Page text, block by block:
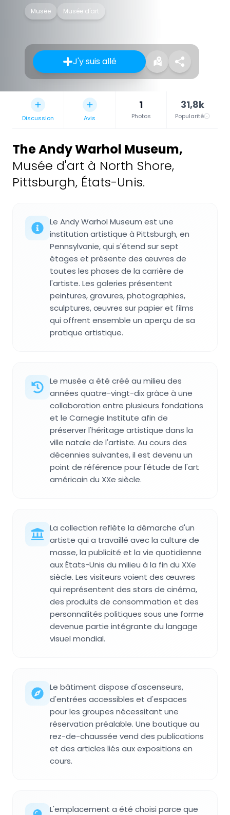
Musée Musée d'art
J'y suis allé
Discussion Avis
1
Photos
31,8k
Popularité
The Andy Warhol Museum,
Musée d'art à North Shore,
Pittsburgh, États-Unis.
Le Andy Warhol Museum est une
institution artistique à Pittsburgh, en
Pennsylvanie, qui s'étend sur sept
étages et présente des œuvres de
toutes les phases de la carrière de
l'artiste. Les galeries présentent
peintures, gravures, photographies,
sculptures, œuvres sur papier et films
qui offrent ensemble un aperçu de sa
pratique artistique.
Le musée a été créé au milieu des
années quatre-vingt-dix grâce à une
collaboration entre plusieurs fondations
et le Carnegie Institute afin de
préserver l'héritage artistique dans la
ville natale de l'artiste. Au cours des
décennies suivantes, il est devenu un
point de référence pour l'étude de l'art
américain du XXe siècle.
La collection reflète la démarche d'un
artiste qui a travaillé avec la culture de
masse, la publicité et la vie quotidienne
aux États-Unis du milieu à la fin du XXe
siècle. Les visiteurs voient des œuvres
qui représentent des stars de cinéma,
des produits de consommation et des
personnalités politiques sous une forme
devenue partie intégrante du langage
visuel mondial.
Le bâtiment dispose d'ascenseurs,
d'entrées accessibles et d'espaces
pour les groupes nécessitant une
réservation préalable. Une boutique au
rez-de-chaussée vend des publications
et des articles liés aux expositions en
cours.
L'emplacement a été choisi parce que